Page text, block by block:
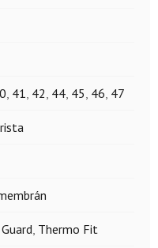
41 42 44 45 46 47
Thermo Fit